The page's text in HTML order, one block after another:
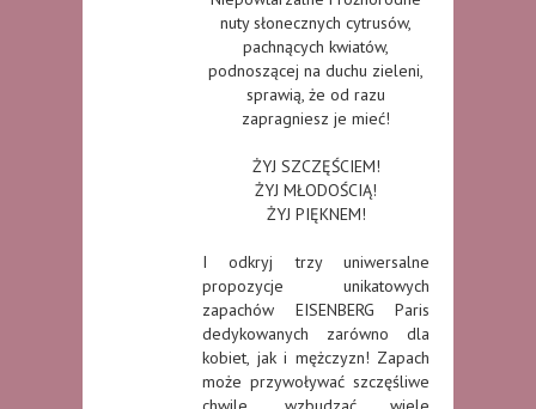
nuty słonecznych cytrusów,
pachnących kwiatów,
podnoszącej na duchu zieleni,
sprawią, że od razu
zapragniesz je mieć!
ŻYJ SZCZĘŚCIEM!
ŻYJ MŁODOŚCIĄ!
ŻYJ PIĘKNEM!
I odkryj trzy uniwersalne
propozycje unikatowych
zapachów EISENBERG Paris
dedykowanych zarówno dla
kobiet, jak i mężczyzn! Zapach
może przywoływać szczęśliwe